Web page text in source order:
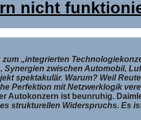
nicht
„integrierten
zwischen Automobil,
spektakulär. Warum? Weil
Perfektion mit Netzwerklogik
Autokonzern ist beunruhig.
strukturellen Widerspruchs. Es